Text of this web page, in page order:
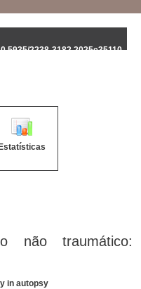
2238-3182.2025e35110
Estatísticas
não
in autopsy